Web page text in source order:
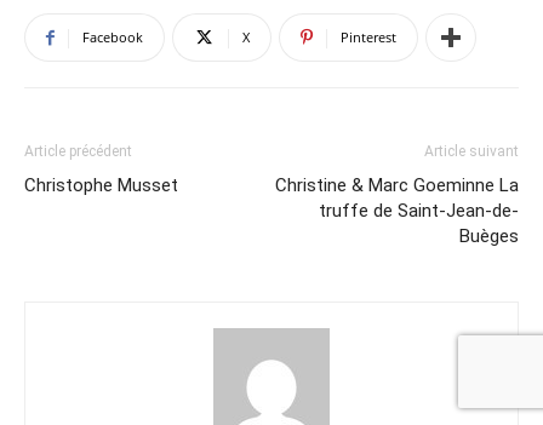
Facebook X Pinterest
Article précédent
Christophe Musset
Article suivant
Christine & Marc Goeminne La
truffe de Saint-Jean-de-
Buèges